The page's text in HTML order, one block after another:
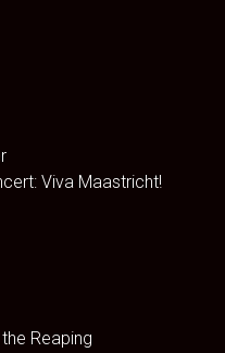
Viva Maastricht!
Reaping